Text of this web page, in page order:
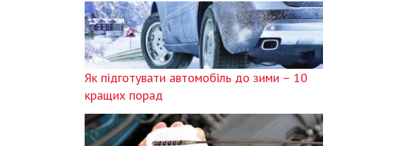
Як підготувати автомобіль до зими – 10
кращих порад